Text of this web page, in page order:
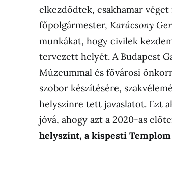
elkezdődtek, csakhamar
főpolgármester, Karácsony
munkákat, hogy civilek
tervezett helyét. A Budapest
Múzeummal és fővárosi
szobor készítésére,
helyszínre tett javaslatot. Ezt
jóvá, ahogy azt a 2020-as
helyszínt, a kispesti